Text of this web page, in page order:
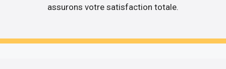
assurons votre satisfaction totale.